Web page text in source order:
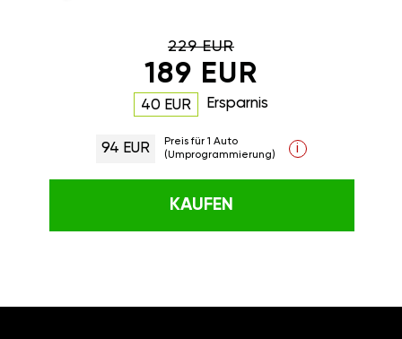
229 EUR
189 EUR
40 EUR Ersparnis
94 EUR
Preis für 1 Auto
(Umprogrammierung)
i
KAUFEN